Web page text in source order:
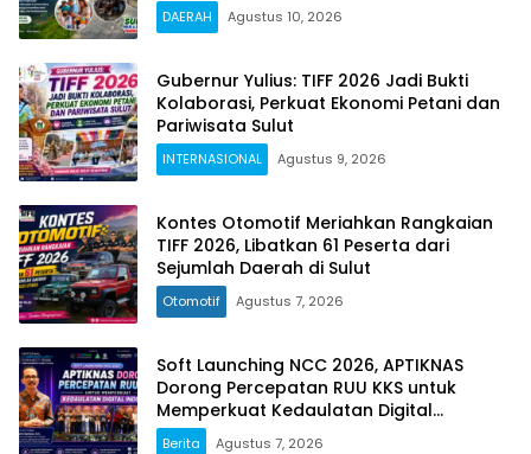
DAERAH Agustus 10, 2026
Gubernur Yulius: TIFF 2026 Jadi Bukti
Kolaborasi, Perkuat Ekonomi Petani dan
Pariwisata Sulut
INTERNASIONAL Agustus 9, 2026
Kontes Otomotif Meriahkan Rangkaian
TIFF 2026, Libatkan 61 Peserta dari
Sejumlah Daerah di Sulut
Otomotif Agustus 7, 2026
Soft Launching NCC 2026, APTIKNAS
Dorong Percepatan RUU KKS untuk
Memperkuat Kedaulatan Digital
Indonesia
Berita Agustus 7, 2026